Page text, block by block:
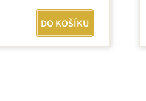
DO KOŠÍKU